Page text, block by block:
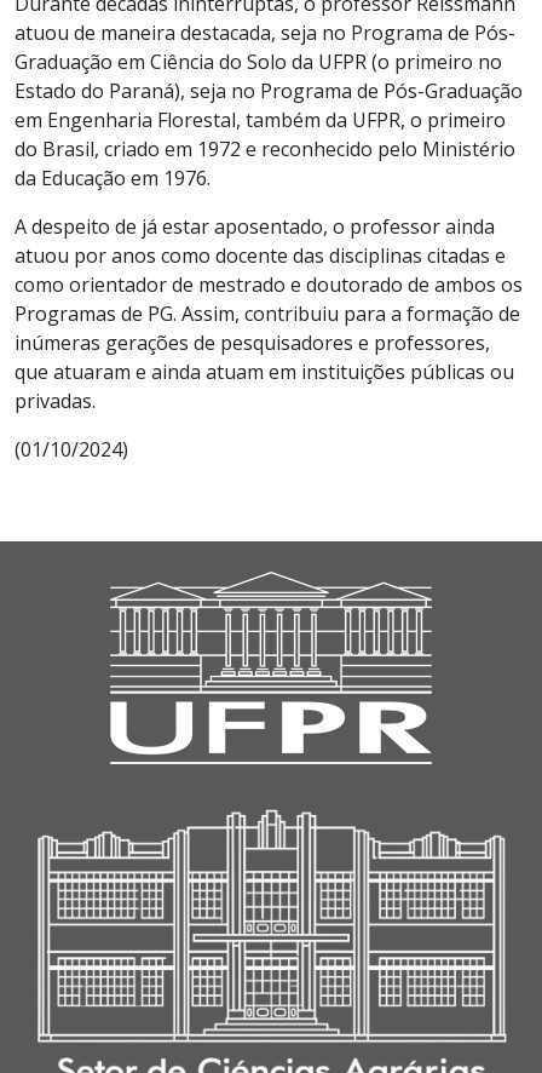
atuou de maneira destacada, seja no Programa de Pós-
Graduação em Ciência do Solo da UFPR (o primeiro no
Estado do Paraná), seja no Programa de Pós-Graduação
em Engenharia Florestal, também da UFPR, o primeiro
do Brasil, criado em 1972 e reconhecido pelo Ministério
da Educação em 1976.
A despeito de já estar aposentado, o professor ainda
atuou por anos como docente das disciplinas citadas e
como orientador de mestrado e doutorado de ambos os
Programas de PG. Assim, contribuiu para a formação de
inúmeras gerações de pesquisadores e professores,
que atuaram e ainda atuam em instituições públicas ou
privadas.
(01/10/2024)